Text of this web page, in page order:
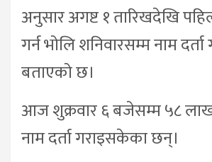
अनुसार अगष्ट १ तारिखदेखि
गर्न भोलि शनिवारसम्म नाम
बताएको छ।
आज शुक्रवार ६ बजेसम्म ५८
नाम दर्ता गराइसकेका छन्।